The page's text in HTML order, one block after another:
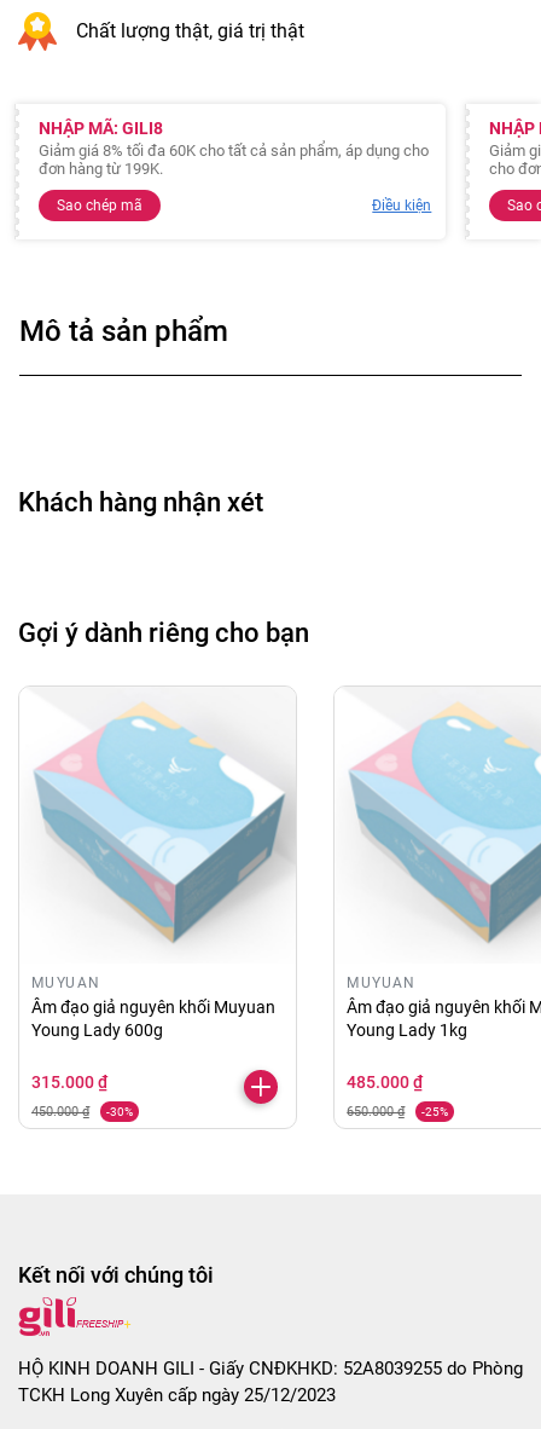
Chất lượng thật, giá trị thật
NHẬP MÃ: GILI8
Giảm giá 8% tối đa 60K cho tất cả sản phẩm, áp dụng cho
đơn hàng từ 199K.
Sao chép mã Điều kiện
NHẬP
Giảm
cho
Sao
Mô tả sản phẩm
Khách hàng nhận xét
Gợi ý dành riêng cho bạn
MUYUAN
Âm đạo giả nguyên khối Muyuan
Young Lady 600g
315.000 ₫
450.000 ₫ -30%
MUYUAN
Âm đạo giả nguyên khối
Young Lady 1kg
485.000 ₫
650.000 ₫ -25%
Kết nối với chúng tôi
HỘ KINH DOANH GILI - Giấy CNĐKHKD: 52A8039255 do Phòng
TCKH Long Xuyên cấp ngày 25/12/2023